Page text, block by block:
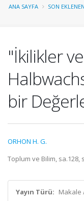
ANA SAYFA SON
"İkilikler
bir
ORHON H. G.
Toplum ve Bilim, sa.128,
Yayın Türü: Makale